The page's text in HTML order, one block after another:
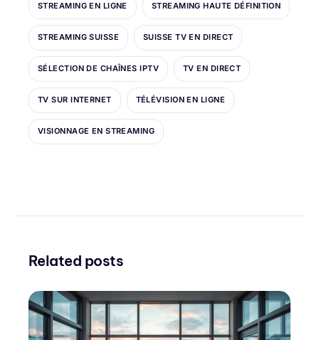
STREAMING EN LIGNE STREAMING HAUTE DÉFINITION
STREAMING SUISSE SUISSE TV EN DIRECT
SÉLECTION DE CHAÎNES IPTV TV EN DIRECT
TV SUR INTERNET TÉLÉVISION EN LIGNE
VISIONNAGE EN STREAMING
Related posts